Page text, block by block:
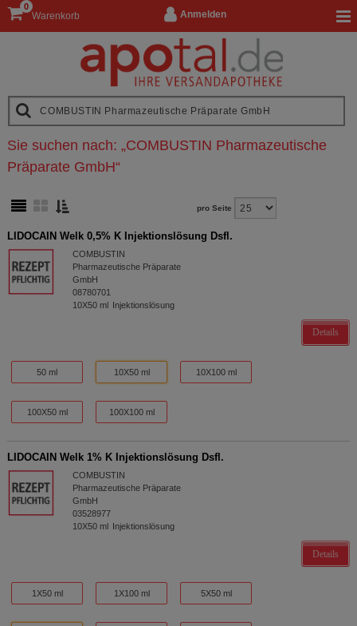
Anmelden
Warenkorb
0
Sie suchen nach: „COMBUSTIN Pharmazeutische
Präparate GmbH“
pro Seite
LIDOCAIN Welk 0,5% K Injektionslösung Dsfl.
COMBUSTIN
Pharmazeutische Präparate
GmbH
08780701
10X50 ml Injektionslösung
Details
50 ml 10X50 ml 10X100 ml
100X50 ml 100X100 ml
LIDOCAIN Welk 1% K Injektionslösung Dsfl.
COMBUSTIN
Pharmazeutische Präparate
GmbH
03528977
10X50 ml Injektionslösung
Details
1X50 ml 1X100 ml 5X50 ml